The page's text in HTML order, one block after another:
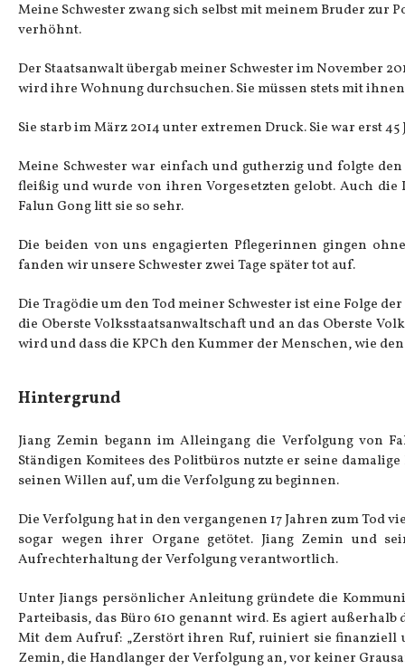
Meine Schwester zwang sich selbst mit meinem Bruder zur
verhöhnt.
Der Staatsanwalt übergab meiner Schwester im November
wird ihre Wohnung durchsuchen. Sie müssen stets mit
Sie starb im März 2014 unter extremen Druck. Sie war erst 45
Meine Schwester war einfach und gutherzig und folgte
fleißig und wurde von ihren Vorgesetzten gelobt. Auch
Falun Gong litt sie so sehr.
Die beiden von uns engagierten Pflegerinnen gingen
fanden wir unsere Schwester zwei Tage später tot auf.
Die Tragödie um den Tod meiner Schwester ist eine Folge
die Oberste Volksstaatsanwaltschaft und an das Oberste
wird und dass die KPCh den Kummer der Menschen, wie
Hintergrund
Jiang Zemin begann im Alleingang die Verfolgung von
Ständigen Komitees des Politbüros nutzte er seine
seinen Willen auf, um die Verfolgung zu beginnen.
Die Verfolgung hat in den vergangenen 17 Jahren zum
sogar wegen ihrer Organe getötet. Jiang Zemin und
Aufrechterhaltung der Verfolgung verantwortlich.
Unter Jiangs persönlicher Anleitung gründete die
Parteibasis, das Büro 610 genannt wird. Es agiert
Mit dem Aufruf: „Zerstört ihren Ruf, ruiniert sie finanziell
Zemin, die Handlanger der Verfolgung an, vor keiner